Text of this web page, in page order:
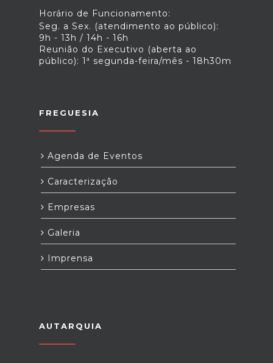
Horário de Funcionamento:
Seg. a Sex. (atendimento ao público):
9h - 13h / 14h - 16h
Reunião do Executivo (aberta ao
público): 1ª segunda-feira/mês - 18h30m
FREGUESIA
Agenda de Eventos
Caracterização
Empresas
Galeria
Imprensa
AUTARQUIA